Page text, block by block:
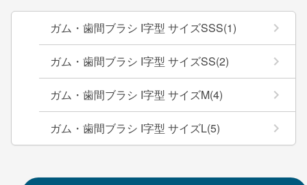
ガム・歯間ブラシ I字型 サイズSSS(1)
ガム・歯間ブラシ I字型 サイズSS(2)
ガム・歯間ブラシ I字型 サイズM(4)
ガム・歯間ブラシ I字型 サイズL(5)